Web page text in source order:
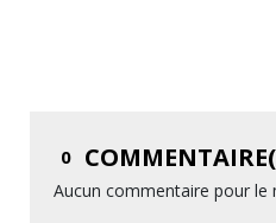
0
Aucun commentaire pour le